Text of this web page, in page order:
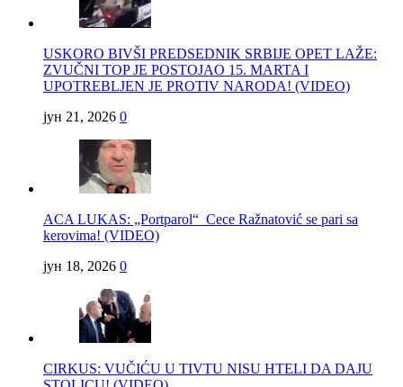
USKORO BIVŠI PREDSEDNIK SRBIJE OPET LAŽE:
ZVUČNI TOP JE POSTOJAO 15. MARTA I
UPOTREBLJEN JE PROTIV NARODA! (VIDEO)
јун 21, 2026 0
ACA LUKAS: „Portparol“ Cece Ražnatović se pari sa
kerovima! (VIDEO)
јун 18, 2026 0
CIRKUS: VUČIĆU U TIVTU NISU HTELI DA DAJU